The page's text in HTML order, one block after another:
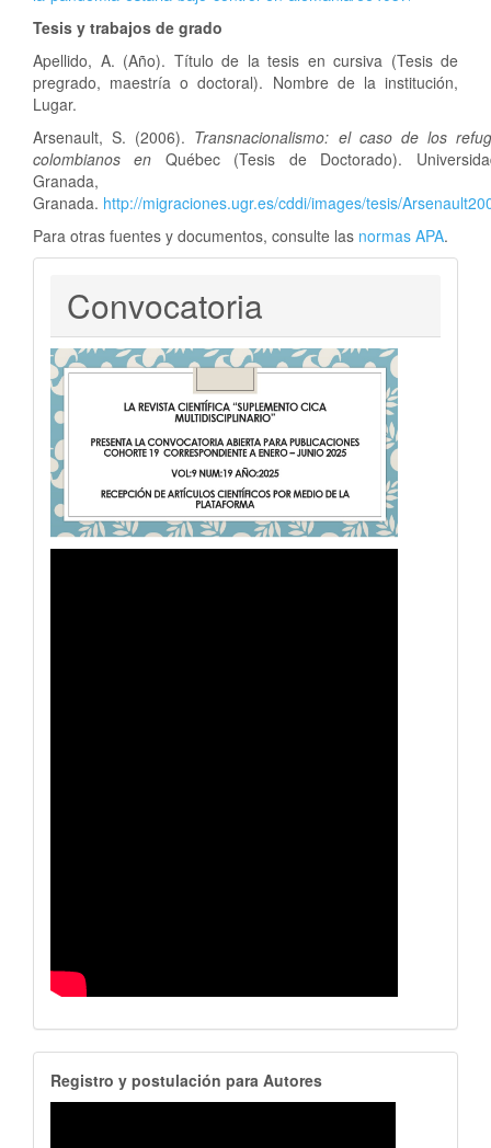
Tesis y trabajos de grado
Apellido, A. (Año). Título de la tesis en cursiva (Tesis de
pregrado, maestría o doctoral). Nombre de la institución,
Lugar.
Arsenault, S. (2006). Transnacionalismo: el caso de los
colombianos en Québec (Tesis de Doctorado).
Granada,
Granada. http://migraciones.ugr.es/cddi/images/tesis/
Para otras fuentes y documentos, consulte las normas APA.
Convocatoria
Convocatoria
RegistroAutores
Registro y postulación para Autores